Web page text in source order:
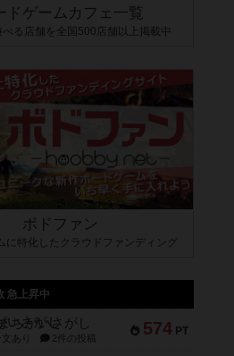
ドゲームカフェ一覧
べる店舗を全国500店舗以上掲載中
ボドファン
に特化したクラウドファンディング
急上昇中
574 PT
ちがいさがし
文あり 2件の投稿